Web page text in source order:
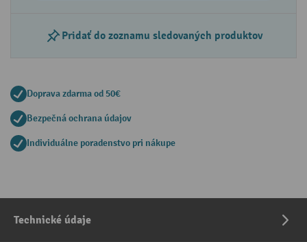
Pridať do zoznamu sledovaných produktov
Doprava zdarma od 50€
Bezpečná ochrana údajov
Individuálne poradenstvo pri nákupe
Technické údaje